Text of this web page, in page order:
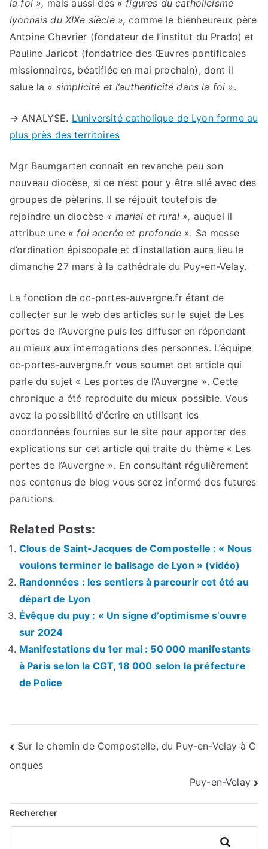
la foi », mais aussi des« figures du catholicisme
lyonnais du XIXe siècle », comme le bienheureux père
Antoine Chevrier (fondateur de l’institut du Prado) et
Pauline Jaricot (fondatrice des Œuvres pontificales
missionnaires, béatifiée en mai prochain), dont il
salue la « simplicité et l’authenticité dans la foi ».
→ ANALYSE. L’université catholique de Lyon forme au
plus près des territoires
Mgr Baumgarten connaît en revanche peu son
nouveau diocèse, si ce n’est pour y être allé avec des
groupes de pèlerins. Il se réjouit toutefois de
rejoindre un diocèse « marial et rural », auquel il
attribue une « foi ancrée et profonde ». Sa messe
d’ordination épiscopale et d’installation aura lieu le
dimanche 27 mars à la cathédrale du Puy-en-Velay.
La fonction de cc-portes-auvergne.fr étant de
collecter sur le web des articles sur le sujet de Les
portes de l’Auvergne puis les diffuser en répondant
au mieux aux interrogations des personnes. L’équipe
cc-portes-auvergne.fr vous soumet cet article qui
parle du sujet « Les portes de l’Auvergne ». Cette
chronique a été reproduite du mieux possible. Vous
avez la possibilité d’écrire en utilisant les
coordonnées fournies sur le site pour apporter des
explications sur cet article qui traite du thème « Les
portes de l’Auvergne ». En consultant régulièrement
nos contenus de blog vous serez informé des futures
parutions.
Related Posts:
Clous de Saint-Jacques de Compostelle : « Nous
voulons terminer le balisage de Lyon » (vidéo)
Randonnées : les sentiers à parcourir cet été au
départ de Lyon
Évêque du puy : « Un signe d’optimisme s’ouvre
sur 2024
Manifestations du 1er mai : 50 000 manifestants
à Paris selon la CGT, 18 000 selon la préfecture
de Police
Navigation
de
l’article
Sur le chemin de Compostelle, du Puy-en-Velay à C
onques
Puy-en-Velay
Rechercher
Rechercher